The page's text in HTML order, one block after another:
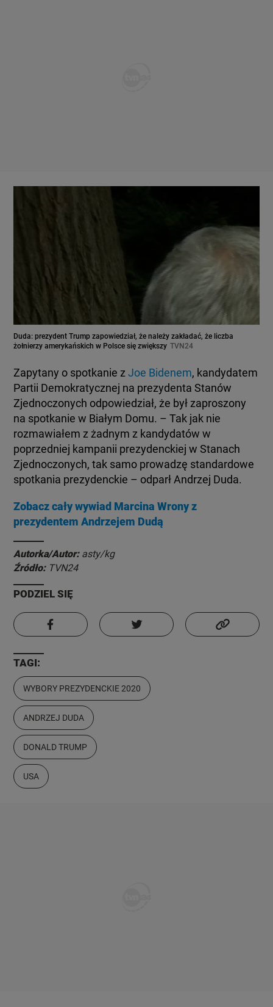
Duda: prezydent Trump zapowiedział, że należy zakładać, że liczba
żołnierzy amerykańskich w Polsce się zwiększy TVN24
Zapytany o spotkanie zJoe Bidenem, kandydatem
Partii Demokratycznej na prezydenta Stanów
Zjednoczonych odpowiedział, że był zaproszony
na spotkanie w Białym Domu. – Tak jak nie
rozmawiałem z żadnym z kandydatów w
poprzedniej kampanii prezydenckiej w Stanach
Zjednoczonych, tak samo prowadzę standardowe
spotkania prezydenckie – odparł Andrzej Duda.
Zobacz cały wywiad Marcina Wrony z
prezydentem Andrzejem Dudą
Autorka/Autor: asty/kg
Źródło: TVN24
PODZIEL SIĘ
TAGI:
WYBORY PREZYDENCKIE 2020
ANDRZEJ DUDA
DONALD TRUMP
USA